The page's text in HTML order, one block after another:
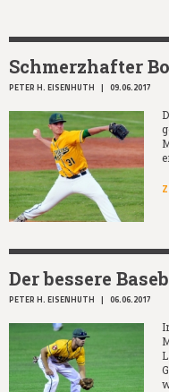
Schmerzhafter
PETER H. EISENHUTH | 09.06.2017
Der bessere
PETER H. EISENHUTH | 06.06.2017